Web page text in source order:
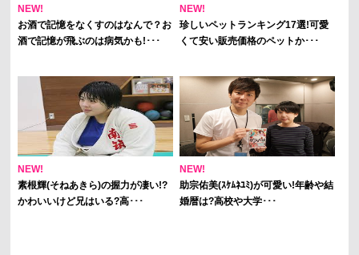
NEW!
お酒で記憶をなくすのはなんで？お
酒で記憶が飛ぶのは病気かも!･･･
NEW!
珍しいペットランキング17選!可愛
くて安い販売価格のペットか･･･
NEW!
素根輝(そねあきら)の握力が凄い!?
かわいいけど兄はいる?高･･･
NEW!
助宗佑美(ｽｹﾑﾈﾕﾐ)が可愛い!年齢や結
婚暦は?高校や大学･･･